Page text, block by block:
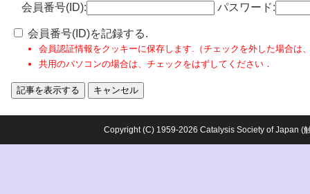
会員番号(ID): パスワード:
会員番号(ID)を記録する.
会員認証情報をクッキーに保存します.（チェックを外した場合は
共用のパソコンの場合は、チェックをはずしてください．
Copyright (C) 1959-2026 Catalysis Society of Japan (